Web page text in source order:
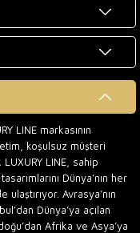
LINE markasının
koşulsuz müşteri
LINE, sahip
Dünya’nın her
Avrasya’nın
Dünya’ya açılan
Afrika ve Asya’ya